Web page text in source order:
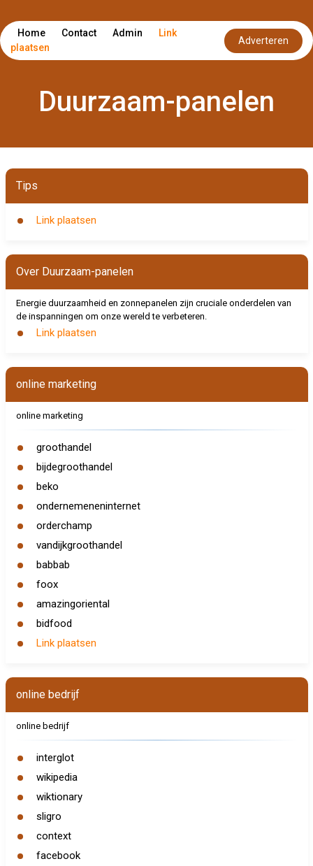
Home Contact Admin
Link
plaatsen
Adverteren
Duurzaam-panelen
Tips
Link plaatsen
Over Duurzaam-panelen
Energie duurzaamheid en zonnepanelen zijn cruciale onderdelen van
de inspanningen om onze wereld te verbeteren.
Link plaatsen
online marketing
online marketing
groothandel
bijdegroothandel
beko
ondernemeneninternet
orderchamp
vandijkgroothandel
babbab
foox
amazingoriental
bidfood
Link plaatsen
online bedrijf
online bedrijf
interglot
wikipedia
wiktionary
sligro
context
facebook